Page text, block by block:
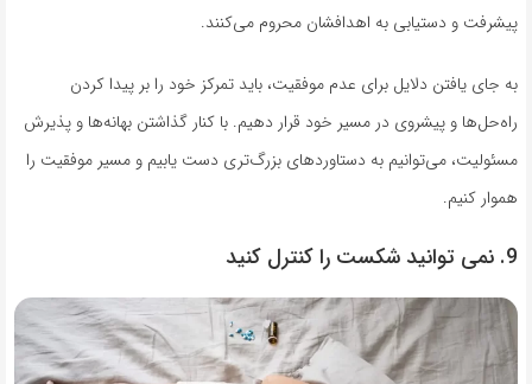
پیشرفت و دستیابی به اهدافشان محروم می‌کنند.
به جای یافتن دلایل برای عدم موفقیت، باید تمرکز خود را بر پیدا کردن
راه‌حل‌ها و پیشروی در مسیر خود قرار دهیم. با کنار گذاشتن بهانه‌ها و پذیرش
مسئولیت، می‌توانیم به دستاوردهای بزرگ‌تری دست یابیم و مسیر موفقیت را
هموار کنیم.
9. نمی توانید شکست را کنترل کنید